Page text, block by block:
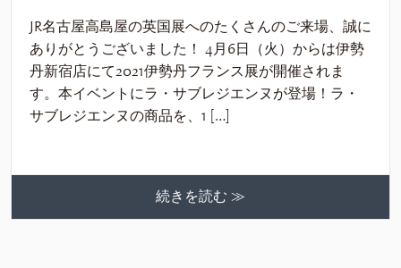
JR名古屋高島屋の英国展へのたくさんのご来場、誠に
ありがとうございました！ 4月6日（火）からは伊勢
丹新宿店にて2021伊勢丹フランス展が開催されま
す。本イベントにラ・サブレジエンヌが登場！ラ・
サブレジエンヌの商品を、1 […]
続きを読む ≫